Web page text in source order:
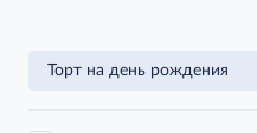
Торт на день рождения